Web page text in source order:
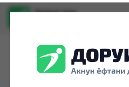
Доруи ман